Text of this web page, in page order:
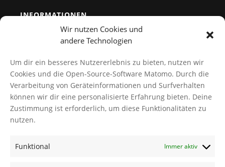
Wir nutzen Cookies und
andere Technologien
Um dir ein besseres Nutzererlebnis zu bieten, nutzen wir
Cookies und die Open-Source-Software Matomo. Durch die
Verarbeitung von Geräteinformationen und Surfverhalten
können wir dir eine personalisierte Erfahrung bieten. Deine
Zustimmung ist erforderlich, um diese Funktionalitäten zu
nutzen.
Funktional Immer aktiv
INFORMATIONEN
Datenschutz
Cookies verwalten
AGB
Impressum
NEWS